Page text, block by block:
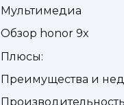
Мультимедиа
Обзор honor 9x
Плюсы:
Преимущества и